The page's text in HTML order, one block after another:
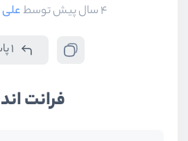
4 سال پیش توسطعلی
1 پاسخ
فرانت اند